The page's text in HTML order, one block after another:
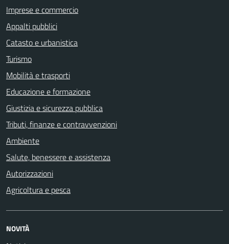
Imprese e commercio
Appalti pubblici
Catasto e urbanistica
Turismo
Mobilità e trasporti
Educazione e formazione
Giustizia e sicurezza pubblica
Tributi, finanze e contravvenzioni
Ambiente
Salute, benessere e assistenza
Autorizzazioni
Agricoltura e pesca
NOVITÀ